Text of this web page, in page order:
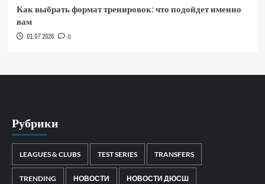
Как выбрать формат тренировок: что подойдет именно
вам
01.07.2026 0
Рубрики
LEAGUES & CLUBS TEST SERIES TRANSFERS
TRENDING НОВОСТИ НОВОСТИ ДЮСШ